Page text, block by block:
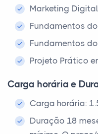
Marketing Digital
Fundamentos
Fundamentos
Projeto Prático
Carga horária e
Carga horária:
Duração 18